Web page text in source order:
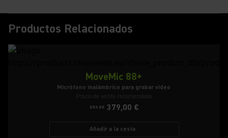
Productos Relacionados
MoveMic 88+
Micrófono inalámbrico para grabar vídeo
DESDE 379,00 €
Añadir a la cesta